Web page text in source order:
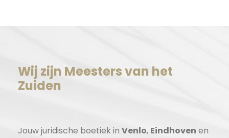
Wij zijn Meesters van het
Zuiden
Jouw juridische boetiek in Venlo, Eindhoven en